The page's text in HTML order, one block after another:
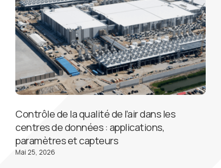
Contrôle de la qualité de l’air dans les
centres de données : applications,
paramètres et capteurs
Mai 25, 2026